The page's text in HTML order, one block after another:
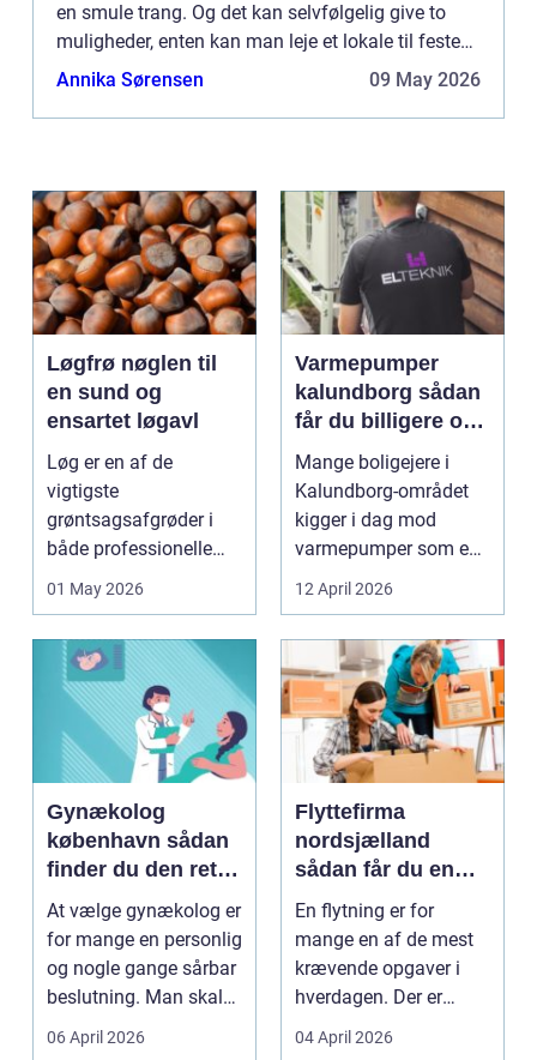
en smule trang. Og det kan selvfølgelig give to
muligheder, enten kan man leje et lokale til festen,
og alternativt k...
Annika Sørensen 09 May 2026
Løgfrø nøglen til
en sund og
ensartet løgavl
Løg er en af de
vigtigste
grøntsagsafgrøder i
både professionelle
køkkenhaver og større
01 May 2026
Varmepumper
kalundborg sådan
får du billigere og
mere bæredygtig
varme
Mange boligejere i
Kalundborg-området
kigger i dag mod
varmepumper som en
vej til lavere
12 April 2026
Gynækolog
københavn sådan
finder du den rette
specialist
At vælge gynækolog er
for mange en personlig
og nogle gange sårbar
beslutning. Man skal
både føle si...
06 April 2026
Flyttefirma
nordsjælland
sådan får du en
tryg og effektiv
flytning
En flytning er for
mange en af de mest
krævende opgaver i
hverdagen. Der er
meget at holde styr på,
04 April 2026